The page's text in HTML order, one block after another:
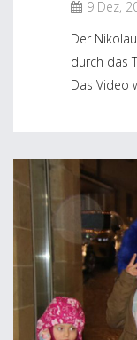
9 Dez,
Der
durch das
Das Video